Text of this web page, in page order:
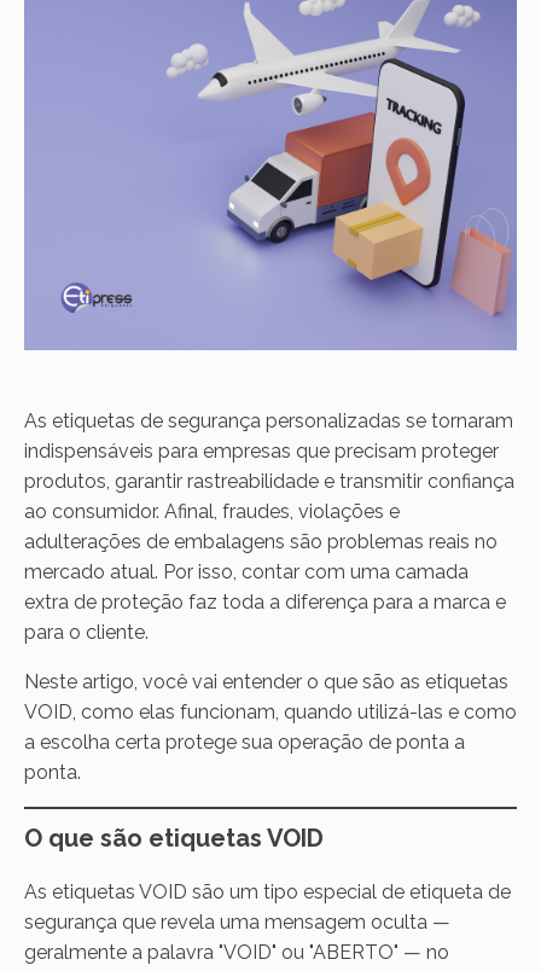
As etiquetas de segurança personalizadas se tornaram
indispensáveis para empresas que precisam proteger
produtos, garantir rastreabilidade e transmitir confiança
ao consumidor. Afinal, fraudes, violações e
adulterações de embalagens são problemas reais no
mercado atual. Por isso, contar com uma camada
extra de proteção faz toda a diferença para a marca e
para o cliente.
Neste artigo, você vai entender o que são as etiquetas
VOID, como elas funcionam, quando utilizá-las e como
a escolha certa protege sua operação de ponta a
ponta.
O que são etiquetas VOID
As etiquetas VOID são um tipo especial de etiqueta de
segurança que revela uma mensagem oculta —
geralmente a palavra "VOID" ou "ABERTO" — no